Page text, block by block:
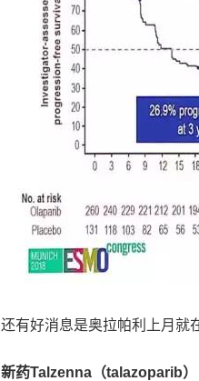
还有好消息是奥拉帕利上月就
新药Talzenna（talazoparib）